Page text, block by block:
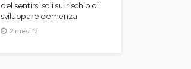
del sentirsi soli sul rischio di
sviluppare demenza
2 mesi fa